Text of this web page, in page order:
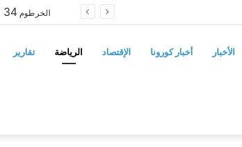
الخرطوم 34
الأخبار أخبار كورونا الإقتصاد الرياضة تقارير